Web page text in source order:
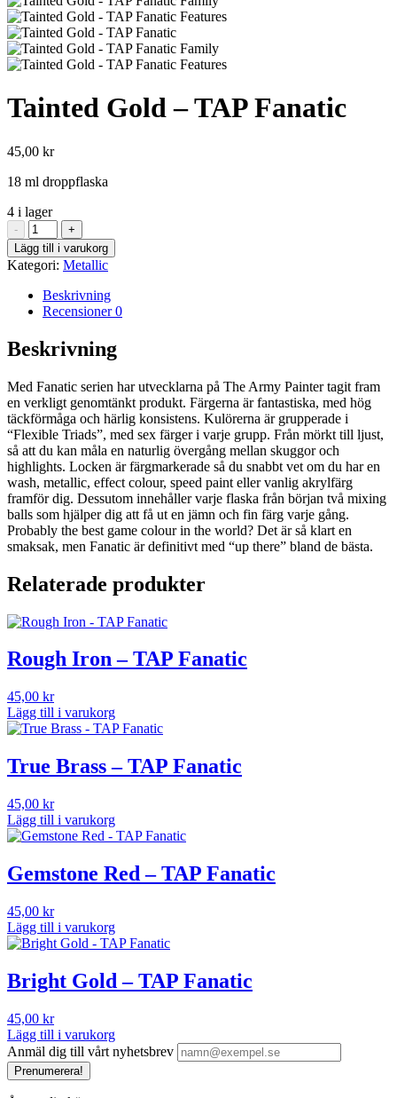
Tainted Gold – TAP Fanatic
45,00 kr
18 ml droppflaska
4 i lager
-
Tainted
Gold
-
TAP
Fanatic
mängd
+
Lägg till i varukorg
Kategori: Metallic
Beskrivning
Recensioner0
Beskrivning
Med Fanatic serien har utvecklarna på The Army Painter tagit fram
en verkligt genomtänkt produkt. Färgerna är fantastiska, med hög
täckförmåga och härlig konsistens. Kulörerna är grupperade i
“Flexible Triads”, med sex färger i varje grupp. Från mörkt till ljust,
så att du kan måla en naturlig övergång mellan skuggor och
highlights. Locken är färgmarkerade så du snabbt vet om du har en
wash, metallic, effect colour, speed paint eller vanlig akrylfärg
framför dig. Dessutom innehåller varje flaska från början två mixing
balls som hjälper dig att få ut en jämn och fin färg varje gång.
Probably the best game colour in the world? Det är så klart en
smaksak, men Fanatic är definitivt med “up there” bland de bästa.
Relaterade produkter
Rough Iron – TAP Fanatic
45,00 kr
Lägg till i varukorg
True Brass – TAP Fanatic
45,00 kr
Lägg till i varukorg
Gemstone Red – TAP Fanatic
45,00 kr
Lägg till i varukorg
Bright Gold – TAP Fanatic
45,00 kr
Lägg till i varukorg
Anmäl dig till vårt nyhetsbrev
Prenumerera!